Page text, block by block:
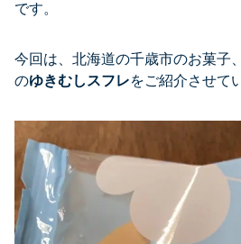
です。
今回は、北海道の千歳市のお菓子
のゆきむしスフレをご紹介させて